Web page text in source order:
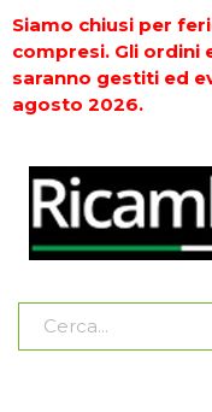
Siamo chiusi per
compresi. Gli
saranno gestiti ed
agosto 2026.